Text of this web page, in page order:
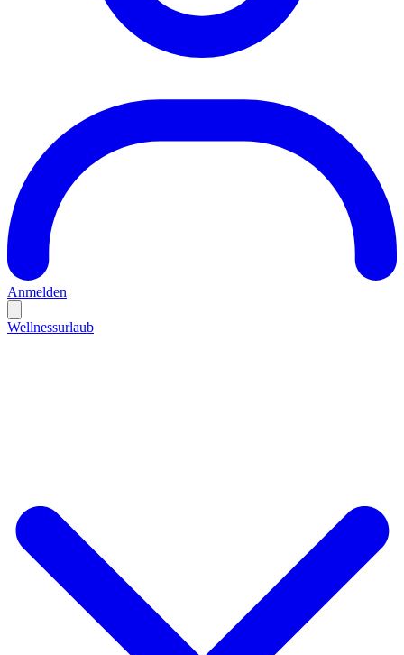
Anmelden
Wellnessurlaub